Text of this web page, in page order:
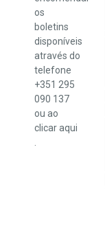
os
boletins
disponíveis
através do
telefone
+351 295
090 137
ou ao
clicaraqui